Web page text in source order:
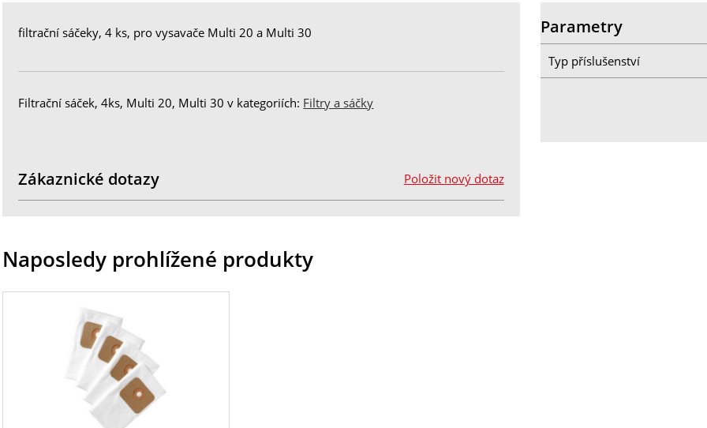
filtrační sáčeky, 4 ks, pro vysavače Multi 20 a Multi 30
Filtrační sáček, 4ks, Multi 20, Multi 30 v kategoriích: Filtry a sáčky
Parametry
Typ příslušenství
Položit nový dotaz
Zákaznické dotazy
Naposledy prohlížené produkty